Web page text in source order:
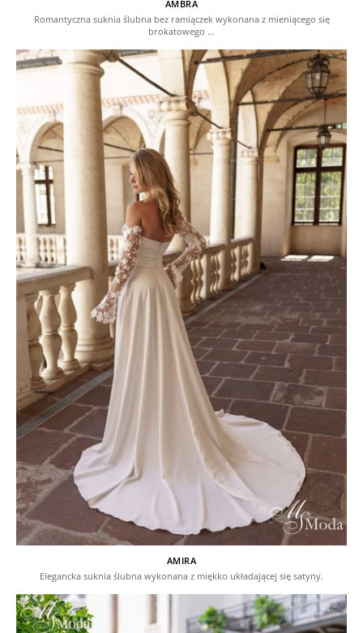
AMBRA
Romantyczna suknia ślubna bez ramiączek wykonana z mieniącego się
brokatowego …
AMIRA
Elegancka suknia ślubna wykonana z miękko układającej się satyny.